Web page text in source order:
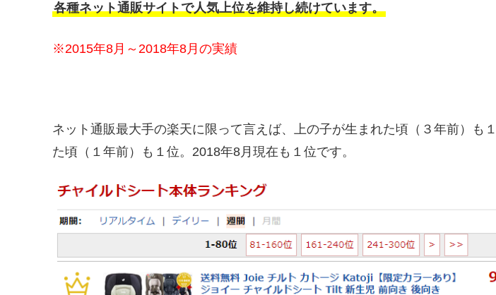
各種ネット通販サイトで人気上位を維持し続けています。
※2015年8月～2018年8月の実績
ネット通販最大手の楽天に限って言えば、上の子が生まれた頃（３年前）も
た頃（１年前）も１位。2018年8月現在も１位です。